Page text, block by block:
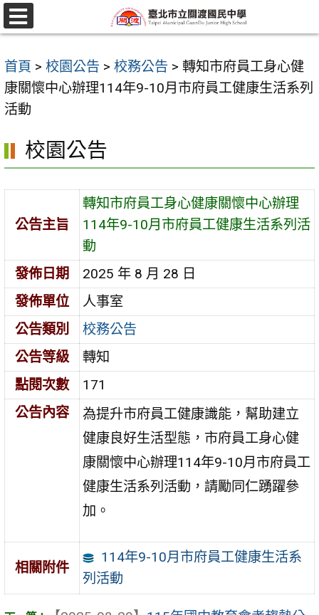
跳
至
要
內
容
選
單
首頁 > 校園公告 > 校務公告 > 轉知市府員工身心健
康關懷中心辦理114年9-10月市府員工健康生活系列
活動
校園公告
公告主旨
轉知市府員工身心健康關懷中心辦理
114年9-10月市府員工健康生活系列活
動
發佈日期
2025 年 8 月 28 日
發佈單位
人事室
公告類別
校務公告
公告等級
轉知
點閱次數
171
公告內容
為提升市府員工健康識能，幫助建立
健康良好生活型態，市府員工身心健
康關懷中心辦理114年9-10月市府員工
健康生活系列活動，請勵同仁踴躍參
加。
相關附件
114年9-10月市府員工健康生活系
列活動